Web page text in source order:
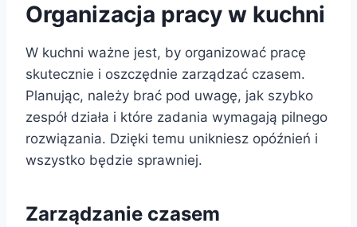
Organizacja pracy w kuchni
W kuchni ważne jest, by organizować pracę
skutecznie i oszczędnie zarządzać czasem.
Planując, należy brać pod uwagę, jak szybko
zespół działa i które zadania wymagają pilnego
rozwiązania. Dzięki temu unikniesz opóźnień i
wszystko będzie sprawniej.
Zarządzanie czasem